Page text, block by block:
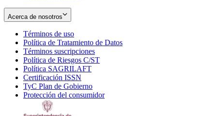
Acerca de nosotros
Términos de uso
in
new
window
Política de Tratamiento de Datos
Términos suscripciones
in
Política de Riesgos C/ST
Política SAGRILAFT
new
window
Certificación ISSN
in
new
TyC Plan de Gobierno
in
Protección del consumidorOpens